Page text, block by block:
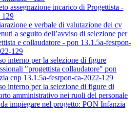
assegnazione incarico di Progettista -
129
e verbale di valutazione dei cv
a seguito dell’avviso di selezione per
e collaudatore - pon 13.1.5a-fesrpon-
129
interno per la selezione di figure
"progettista collaudatore" pon
cnp 13.1.5a-fesrpon-ca-2022-129
interno per la selezione di figure di
amministrativo nei ruoli del personale
impiegare nel progetto: PON Infanzia